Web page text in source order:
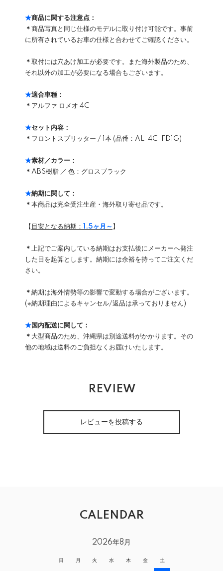
★商品に関する注意点：
＊ 商品写真と同じ仕様のモデルに取り付け可能です。事前
に所有されているお車の仕様と合わせてご確認ください。
＊ 取付には穴あけ加工が必要です。また海外製品のため、
それ以外の加工が必要になる場合もございます。
★適合車種：
＊ アルファ ロメオ 4C
★セット内容：
＊ フロントスプリッター / 1本 (品番：AL-4C-FD1G)
★素材／カラー：
＊ ABS樹脂 ／ 色：グロスブラック
★納期に関して：
＊ 本商品は完全受注生産・海外取り寄せ品です。
【 目安となる納期： 1.5ヶ月～ 】
＊ 上記でご案内している納期はお支払後にメーカーへ発注
した日を起算とします。納期には余裕を持ってご注文くだ
さい。
＊ 納期は海外情勢等の影響で変動する場合がございます。
(※納期理由によるキャンセル/返品は承っておりません)
★国内配送に関して：
＊ 大型商品のため、沖縄県は別途送料がかかります。その
他の地域は送料のご負担なくお届けいたします。
REVIEW
レビューを投稿する
CALENDAR
2026年8月
日 月 火 水 木 金 土